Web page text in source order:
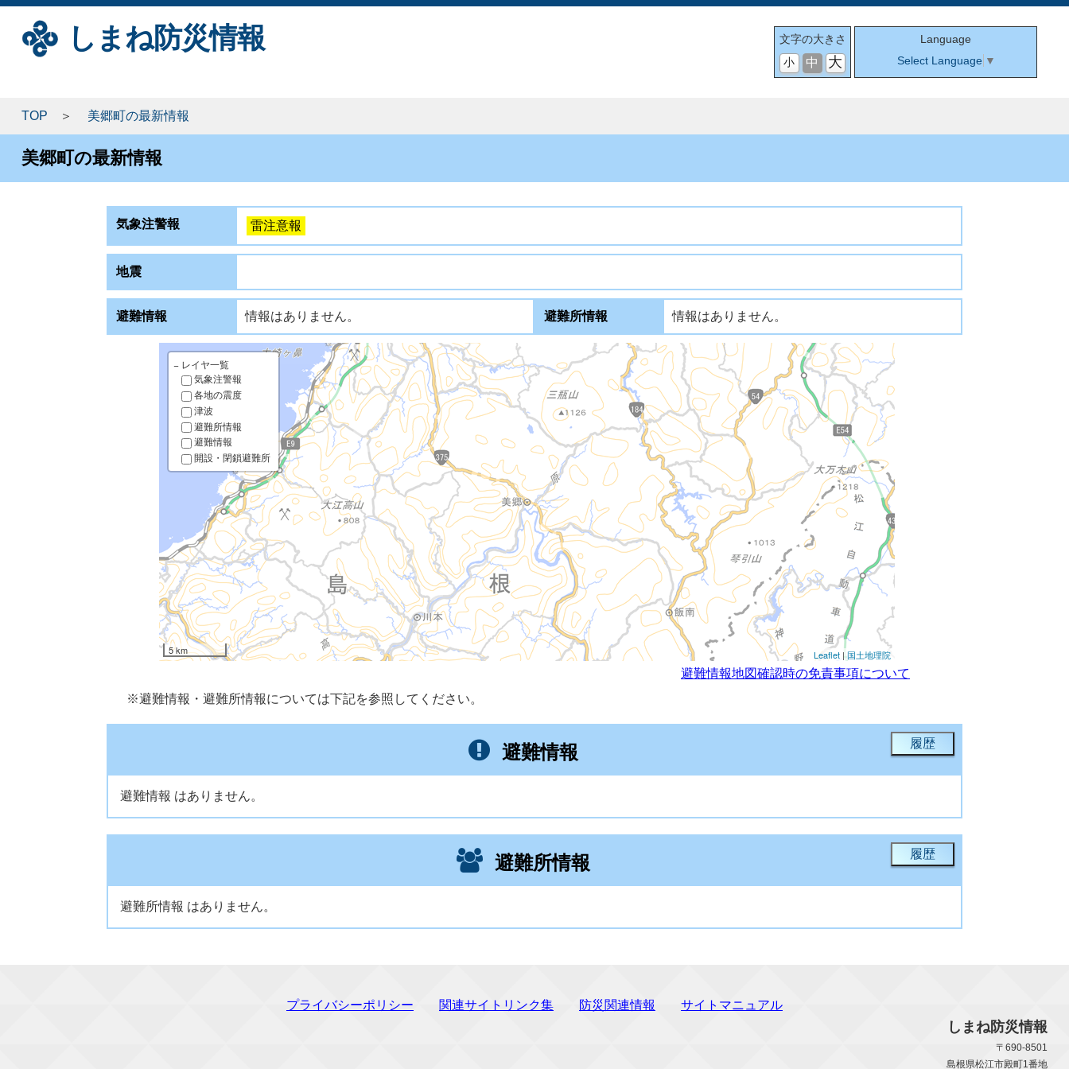
文字の大きさ
小
中 大
Language
Select Language ▼
しまね防災情報
TOP 美郷町の最新情報
美郷町の最新情報
気象注警報 雷注意報
地震
避難情報 情報はありません。 避難所情報 情報はありません。
− レイヤ一覧
気象注警報
各地の震度
津波
避難所情報
避難情報
開設・閉鎖避難所
5 km Leaflet |国土地理院
避難情報地図確認時の免責事項について
※避難情報・避難所情報については下記を参照してください。
履歴
避難情報
避難情報 はありません。
履歴
避難所情報
避難所情報 はありません。
プライバシーポリシー 関連サイトリンク集 防災関連情報 サイトマニュアル
しまね防災情報
〒690-8501
島根県松江市殿町1番地